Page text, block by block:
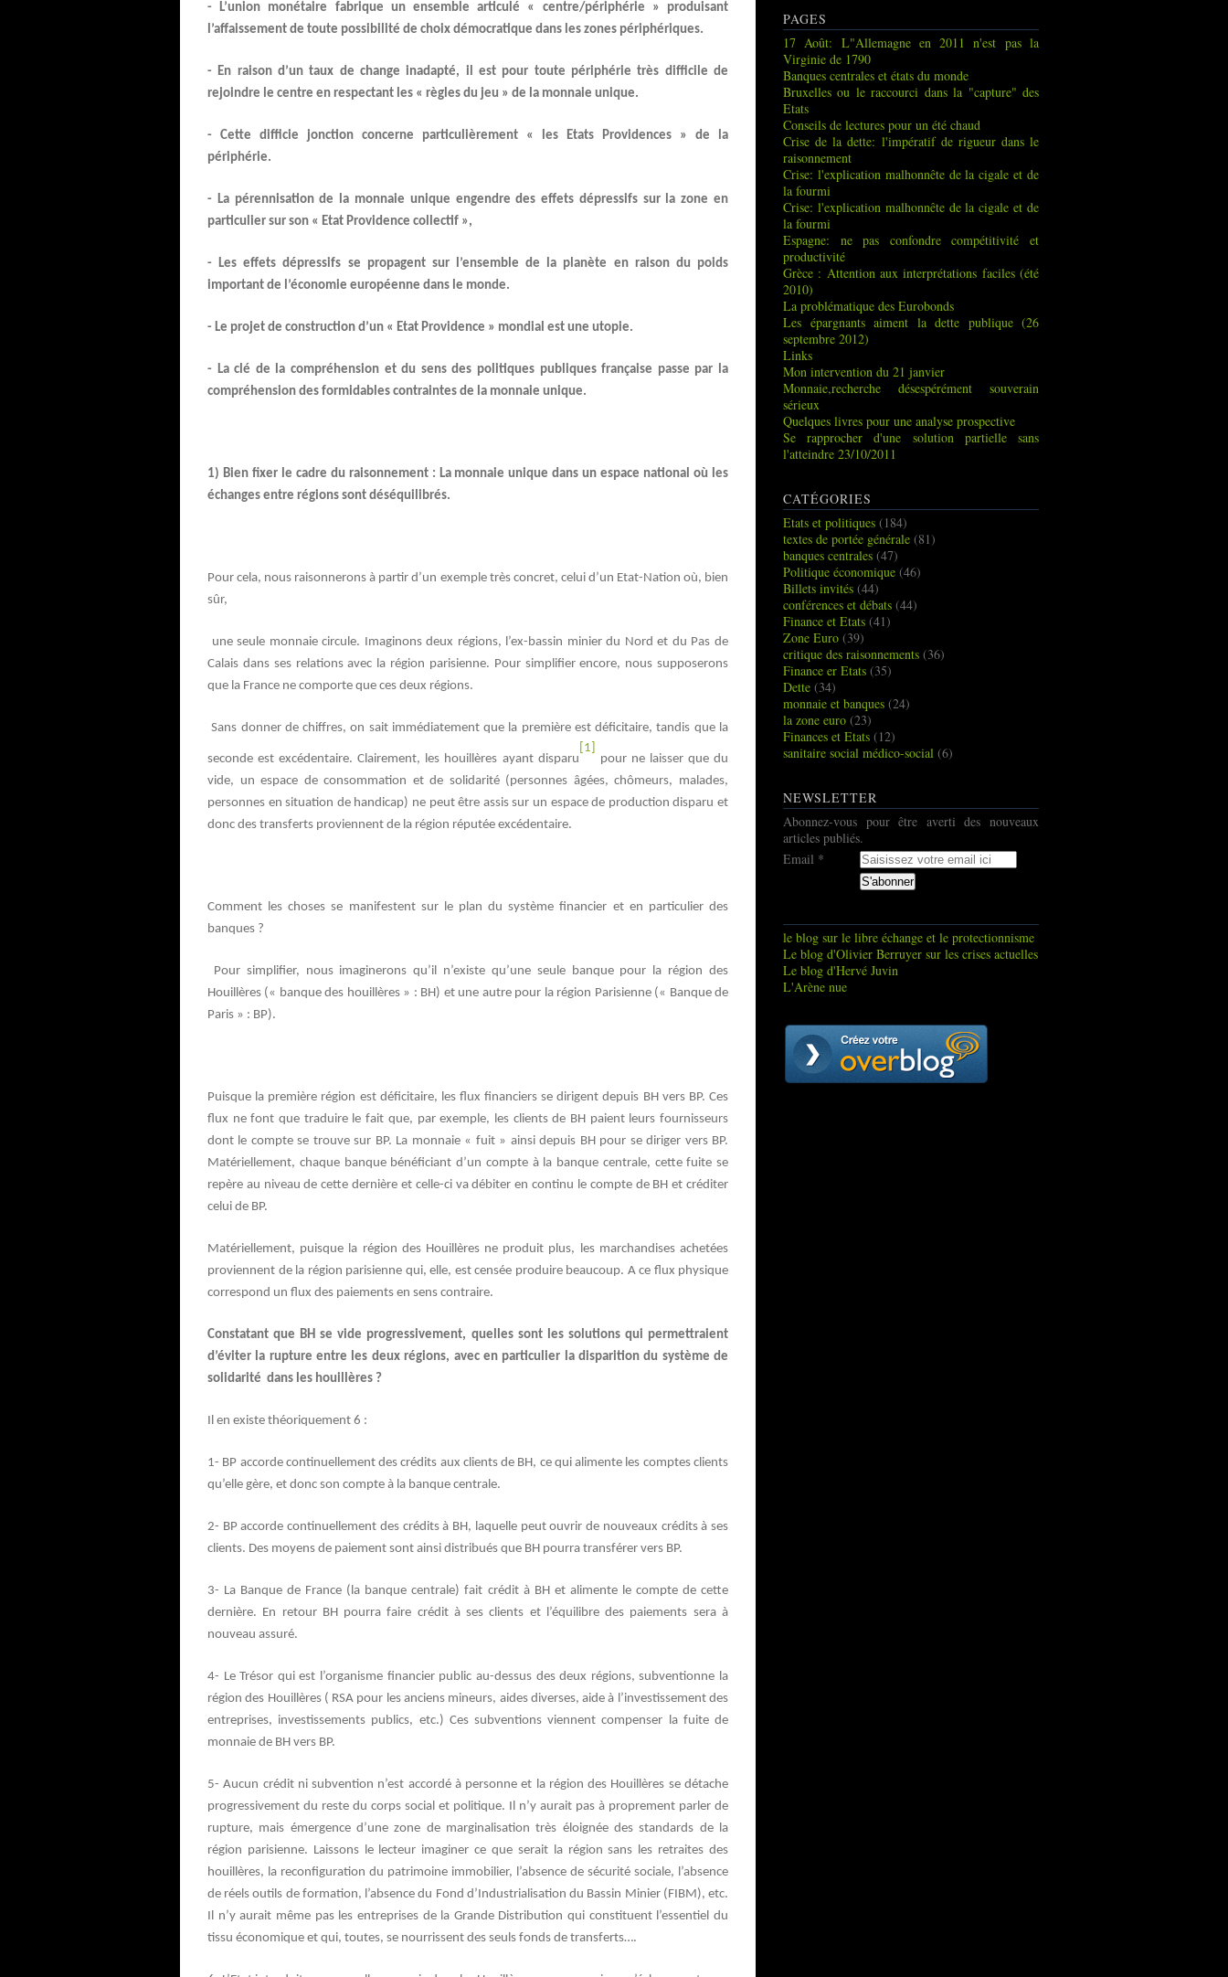
- L’union monétaire fabrique un ensemble articulé « centre/périphérie » produisant
l’affaissement de toute possibilité de choix démocratique dans les zones périphériques.
- En raison d’un taux de change inadapté, il est pour toute périphérie très difficile de
rejoindre le centre en respectant les « règles du jeu » de la monnaie unique.
- Cette difficie jonction concerne particulièrement « les Etats Providences » de la
périphérie.
- La pérennisation de la monnaie unique engendre des effets dépressifs sur la zone en
particulier sur son « Etat Providence collectif »,
- Les effets dépressifs se propagent sur l’ensemble de la planète en raison du poids
important de l’économie européenne dans le monde.
- Le projet de construction d’un « Etat Providence » mondial est une utopie.
- La clé de la compréhension et du sens des politiques publiques française passe par la
compréhension des formidables contraintes de la monnaie unique.
1) Bien fixer le cadre du raisonnement : La monnaie unique dans un espace national où les
échanges entre régions sont déséquilibrés.
Pour cela, nous raisonnerons à partir d’un exemple très concret, celui d’un Etat-Nation où, bien
sûr,
une seule monnaie circule. Imaginons deux régions, l’ex-bassin minier du Nord et du Pas de
Calais dans ses relations avec la région parisienne. Pour simplifier encore, nous supposerons
que la France ne comporte que ces deux régions.
Sans donner de chiffres, on sait immédiatement que la première est déficitaire, tandis que la
seconde est excédentaire. Clairement, les houillères ayant disparu
[1]
pour ne laisser que du
vide, un espace de consommation et de solidarité (personnes âgées, chômeurs, malades,
personnes en situation de handicap) ne peut être assis sur un espace de production disparu et
donc des transferts proviennent de la région réputée excédentaire.
Comment les choses se manifestent sur le plan du système financier et en particulier des
banques ?
Pour simplifier, nous imaginerons qu’il n’existe qu’une seule banque pour la région des
Houillères (« banque des houillères » : BH) et une autre pour la région Parisienne (« Banque de
Paris » : BP).
Puisque la première région est déficitaire, les flux financiers se dirigent depuis BH vers BP. Ces
flux ne font que traduire le fait que, par exemple, les clients de BH paient leurs fournisseurs
dont le compte se trouve sur BP. La monnaie « fuit » ainsi depuis BH pour se diriger vers BP.
Matériellement, chaque banque bénéficiant d’un compte à la banque centrale, cette fuite se
repère au niveau de cette dernière et celle-ci va débiter en continu le compte de BH et créditer
celui de BP.
Matériellement, puisque la région des Houillères ne produit plus, les marchandises achetées
proviennent de la région parisienne qui, elle, est censée produire beaucoup. A ce flux physique
correspond un flux des paiements en sens contraire.
Constatant que BH se vide progressivement, quelles sont les solutions qui permettraient
d’éviter la rupture entre les deux régions, avec en particulier la disparition du système de
solidarité dans les houillères ?
Il en existe théoriquement 6 :
1- BP accorde continuellement des crédits aux clients de BH, ce qui alimente les comptes clients
qu’elle gère, et donc son compte à la banque centrale.
2- BP accorde continuellement des crédits à BH, laquelle peut ouvrir de nouveaux crédits à ses
clients. Des moyens de paiement sont ainsi distribués que BH pourra transférer vers BP.
3- La Banque de France (la banque centrale) fait crédit à BH et alimente le compte de cette
dernière. En retour BH pourra faire crédit à ses clients et l’équilibre des paiements sera à
nouveau assuré.
4- Le Trésor qui est l’organisme financier public au-dessus des deux régions, subventionne la
région des Houillères ( RSA pour les anciens mineurs, aides diverses, aide à l’investissement des
entreprises, investissements publics, etc.) Ces subventions viennent compenser la fuite de
monnaie de BH vers BP.
5- Aucun crédit ni subvention n’est accordé à personne et la région des Houillères se détache
progressivement du reste du corps social et politique. Il n’y aurait pas à proprement parler de
rupture, mais émergence d’une zone de marginalisation très éloignée des standards de la
région parisienne. Laissons le lecteur imaginer ce que serait la région sans les retraites des
houillères, la reconfiguration du patrimoine immobilier, l’absence de sécurité sociale, l’absence
de réels outils de formation, l’absence du Fond d’Industrialisation du Bassin Minier (FIBM), etc.
Il n’y aurait même pas les entreprises de la Grande Distribution qui constituent l’essentiel du
tissu économique et qui, toutes, se nourrissent des seuls fonds de transferts….
PAGES
17 Août: L"Allemagne en 2011 n'est pas la
Virginie de 1790
Banques centrales et états du monde
Bruxelles ou le raccourci dans la "capture" des
Etats
Conseils de lectures pour un été chaud
Crise de la dette: l'impératif de rigueur dans le
raisonnement
Crise: l'explication malhonnête de la cigale et de
la fourmi
Crise: l'explication malhonnête de la cigale et de
la fourmi
Espagne: ne pas confondre compétitivité et
productivité
Grèce : Attention aux interprétations faciles (été
2010)
La problématique des Eurobonds
Les épargnants aiment la dette publique (26
septembre 2012)
Links
Mon intervention du 21 janvier
Monnaie,recherche désespérément souverain
sérieux
Quelques livres pour une analyse prospective
Se rapprocher d'une solution partielle sans
l'atteindre 23/10/2011
CATÉGORIES
Etats et politiques (184)
textes de portée générale (81)
banques centrales (47)
Politique économique (46)
Billets invités (44)
conférences et débats (44)
Finance et Etats (41)
Zone Euro (39)
critique des raisonnements (36)
Finance er Etats (35)
Dette (34)
monnaie et banques (24)
la zone euro (23)
Finances et Etats (12)
sanitaire social médico-social (6)
NEWSLETTER
Abonnez-vous pour être averti des nouveaux
articles publiés.
Email
le blog sur le libre échange et le protectionnisme
Le blog d'Olivier Berruyer sur les crises actuelles
Le blog d'Hervé Juvin
L'Arène nue